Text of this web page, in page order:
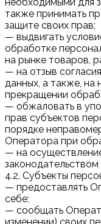
также принимать
защите своих прав;
— выдвигать
обработке
на рынке товаров,
— на отзыв
данных, а также, на
прекращении
— обжаловать в
прав субъектов
порядке
Оператора при
— на
4.2. Субъекты
— предоставлять
себе;
— сообщать